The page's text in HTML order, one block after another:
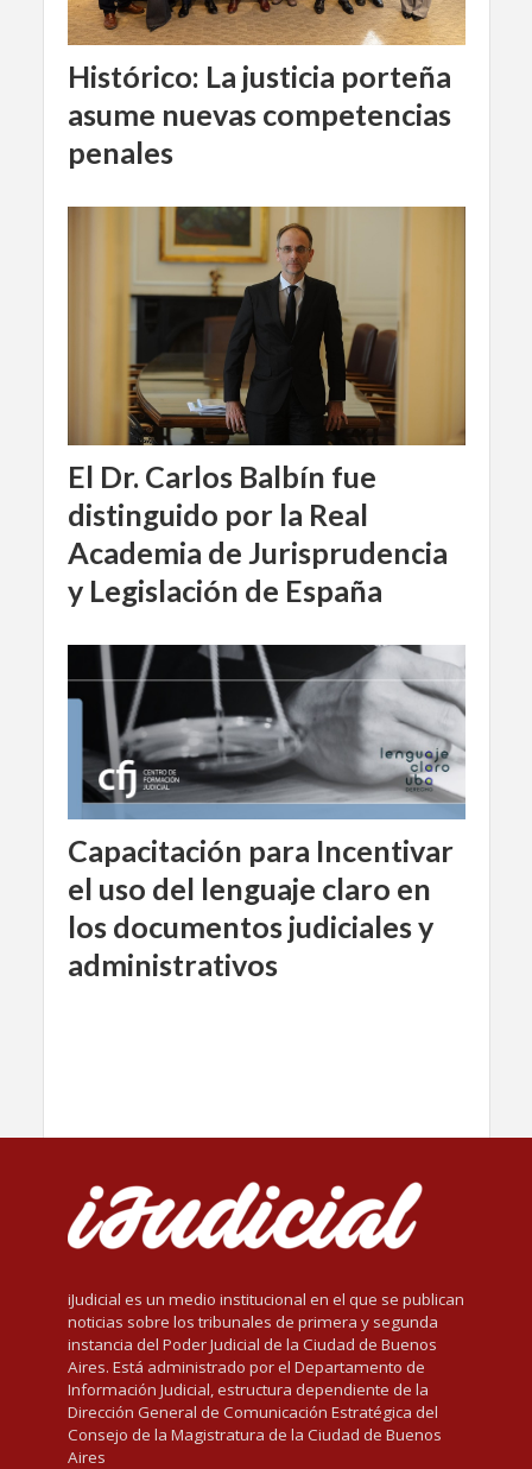
Histórico: La justicia porteña
asume nuevas competencias
penales
El Dr. Carlos Balbín fue
distinguido por la Real
Academia de Jurisprudencia
y Legislación de España
Capacitación para Incentivar
el uso del lenguaje claro en
los documentos judiciales y
administrativos
iJudicial es un medio institucional en el que se publican
noticias sobre los tribunales de primera y segunda
instancia del Poder Judicial de la Ciudad de Buenos
Aires. Está administrado por el Departamento de
Información Judicial, estructura dependiente de la
Dirección General de Comunicación Estratégica del
Consejo de la Magistratura de la Ciudad de Buenos
Aires